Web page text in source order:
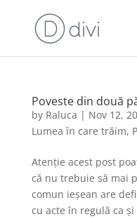
Poveste din două
by Raluca | Nov 12,
Lumea în care trăim,
Atenție acest post
că nu trebuie să mai
comun ieșean are
cu acte în regulă ca